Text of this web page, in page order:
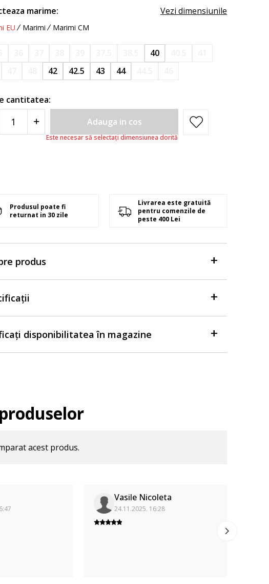
marime: Vezi dimensiunile
EU Marimi Marimi CM
40
42 42.5 43 44
cantitatea:
Adauga in cos
Este necesar să selectați dimensiunea dorită
Produsul poate fi
returnat in 30 zile
Livrarea este gratuită
pentru comenzile de
peste 400 Lei
produs
disponibilitatea în magazine
acest produs.
Vasile Nicoleta
24.11.2025. 16:28